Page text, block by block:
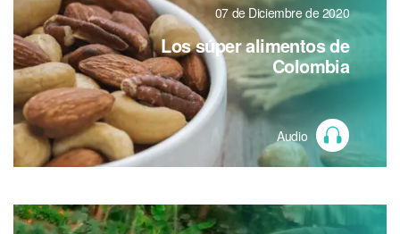
07 de Diciembre de 2020
Los súper alimentos de
Colombia
Audio